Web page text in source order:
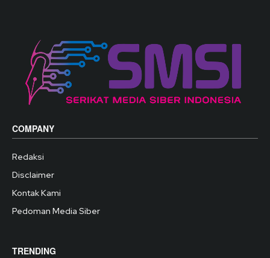
COMPANY
Redaksi
Disclaimer
Kontak Kami
Pedoman Media Siber
TRENDING